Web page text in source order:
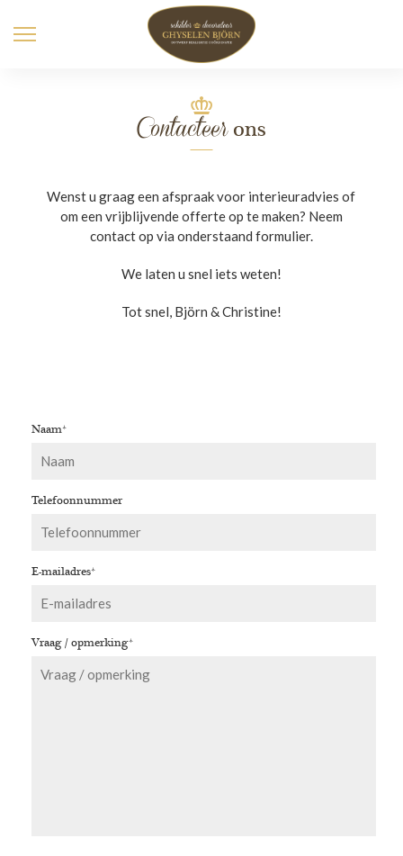
Contacteerons
Wenst u graag een afspraak voor interieuradvies of
om een vrijblijvende offerte op te maken? Neem
contact op via onderstaand formulier.
We laten u snel iets weten!
Tot snel, Björn & Christine!
Naam*
Telefoonnummer
E-mailadres*
Vraag / opmerking*